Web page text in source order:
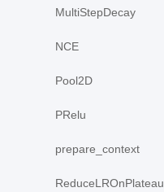
MultiStepDecay
NCE
Pool2D
PRelu
prepare_context
ReduceLROnPlateau